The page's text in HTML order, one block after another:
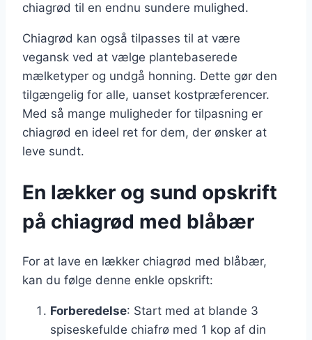
chiagrød til en endnu sundere mulighed.
Chiagrød kan også tilpasses til at være
vegansk ved at vælge plantebaserede
mælketyper og undgå honning. Dette gør den
tilgængelig for alle, uanset kostpræferencer.
Med så mange muligheder for tilpasning er
chiagrød en ideel ret for dem, der ønsker at
leve sundt.
En lækker og sund opskrift
på chiagrød med blåbær
For at lave en lækker chiagrød med blåbær,
kan du følge denne enkle opskrift:
Forberedelse: Start med at blande 3
spiseskefulde chiafrø med 1 kop af din